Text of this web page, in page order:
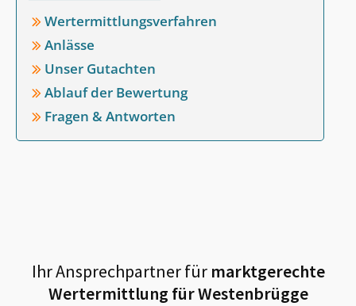
Wertermittlungsverfahren
Anlässe
Unser Gutachten
Ablauf der Bewertung
Fragen & Antworten
Ihr Ansprechpartner fürmarktgerechte
Wertermittlung fürWestenbrügge